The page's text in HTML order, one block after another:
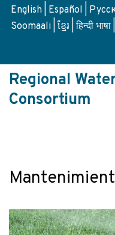
SkipEnglish Español
Soomaali ខ្មែរ हिन्दी भाषा
Regional
Consortium